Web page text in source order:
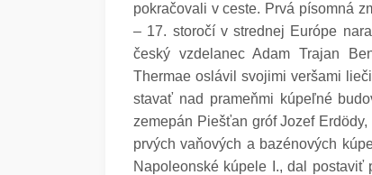
pokračovali v ceste. Prvá písomná
– 17. storočí v strednej Európe
český vzdelanec Adam Trajan
Thermae oslávil svojimi veršami
stavať nad prameňmi kúpeľné
zemepán Piešťan gróf Jozef
prvých vaňových a bazénových
Napoleonské kúpele I., dal